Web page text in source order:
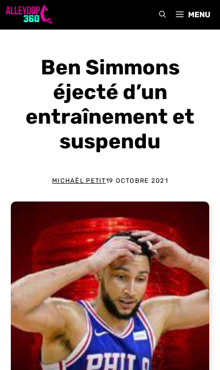
Aller
MENU
Ben Simmons
éjecté d’un
entraînement et
suspendu
MICHAËL PETIT19 OCTOBRE 2021